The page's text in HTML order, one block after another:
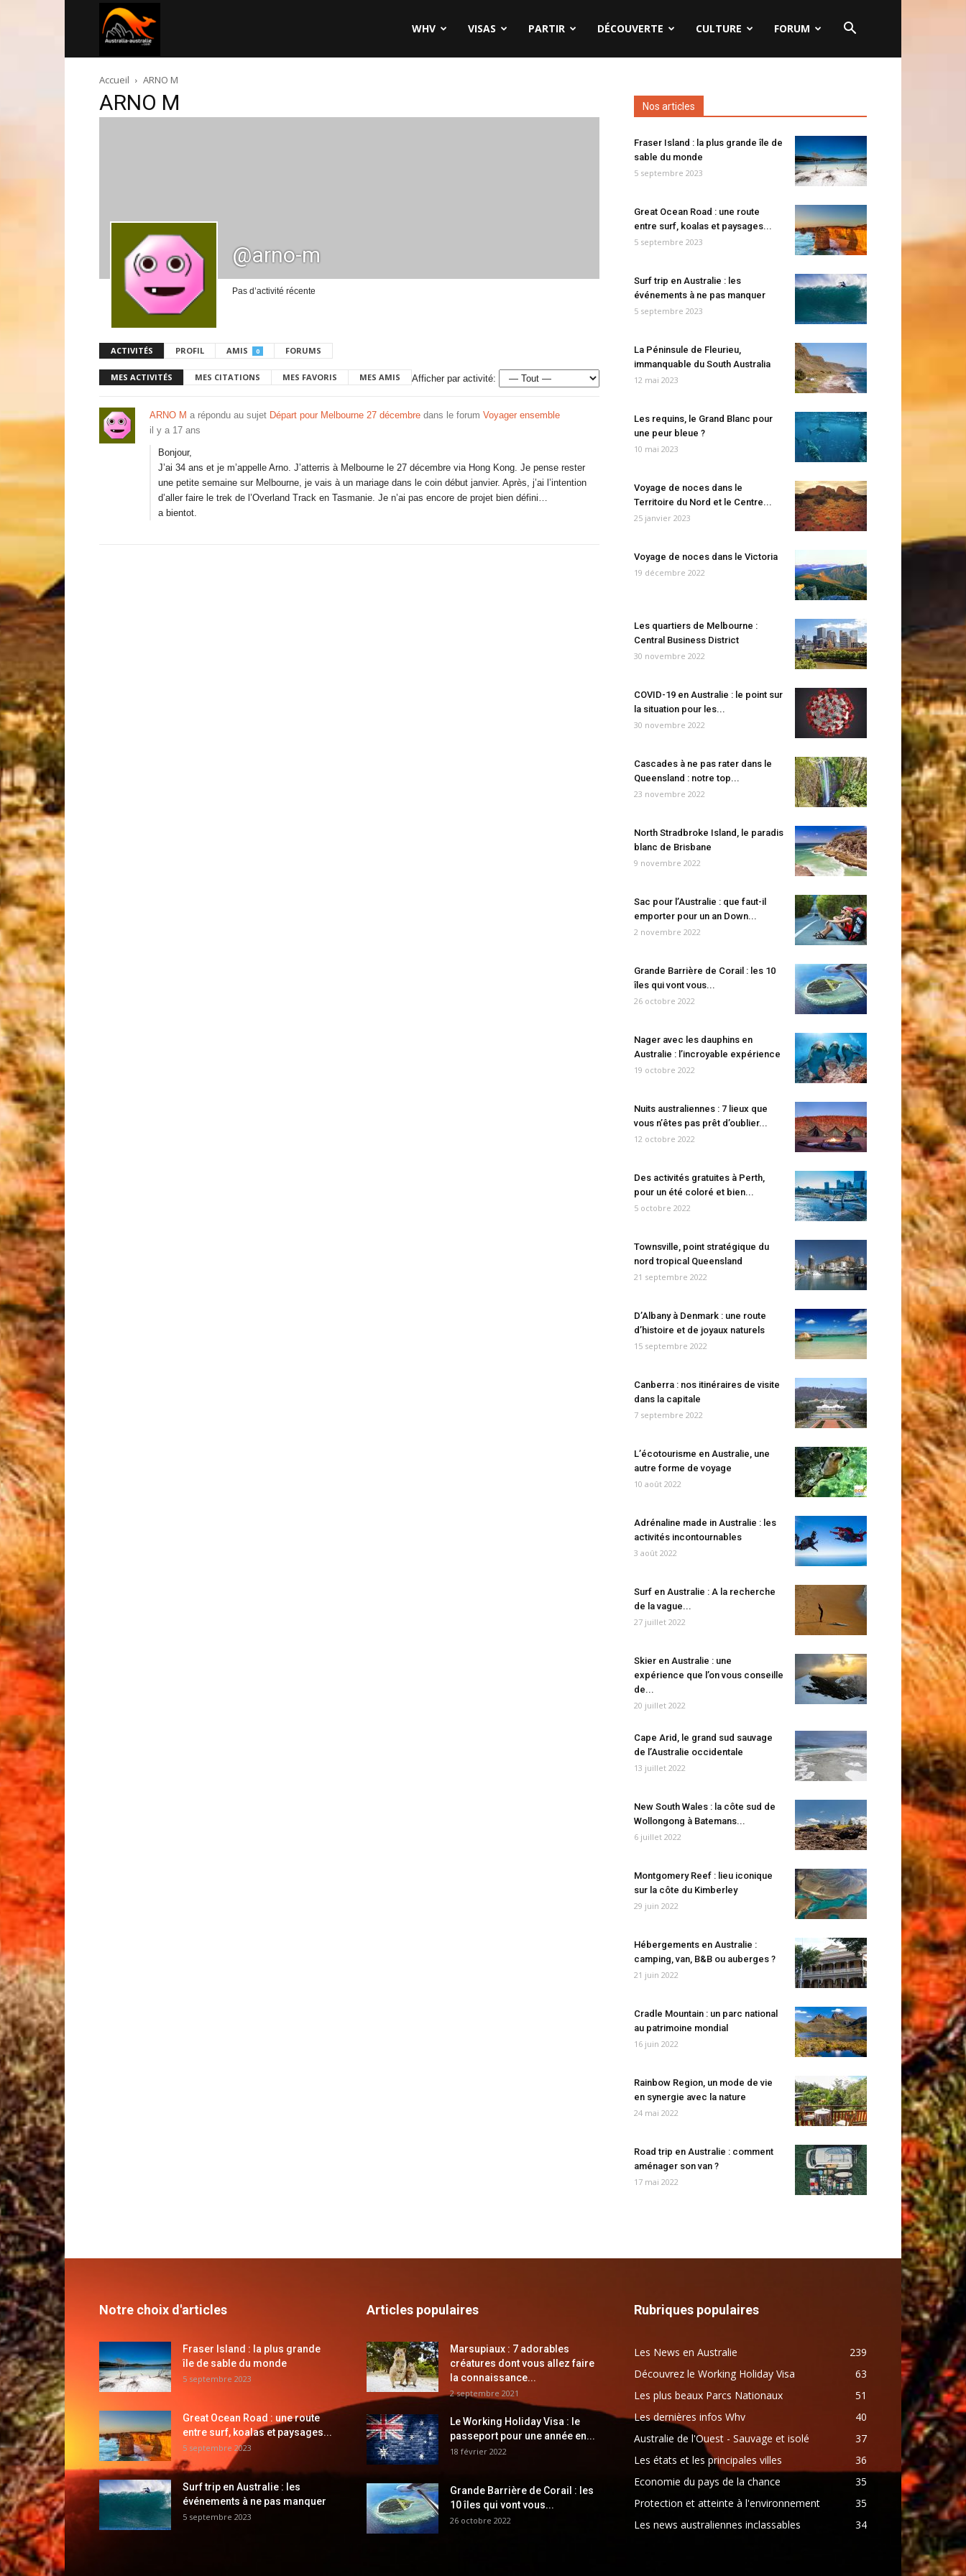
australie.com
WHV VISAS PARTIR DÉCOUVERTE CULTURE FORUM
Accueil ARNO M
ARNO M
@arno-m
Pas d’activité récente
ACTIVITÉS PROFIL AMIS 0 FORUMS
MES ACTIVITÉS MES CITATIONS MES FAVORIS MES AMIS Afficher par activité:
ARNO M a répondu au sujet Départ pour Melbourne 27 décembre dans le forum Voyager ensemble
il y a 17 ans
Bonjour,
J’ai 34 ans et je m’appelle Arno. J’atterris à Melbourne le 27 décembre via Hong Kong. Je pense rester
une petite semaine sur Melbourne, je vais à un mariage dans le coin début janvier. Après, j’ai l’intention
d’aller faire le trek de l’Overland Track en Tasmanie. Je n’ai pas encore de projet bien défini…
a bientot.
Nos articles
Fraser Island : la plus grande île de
sable du monde
5 septembre 2023
Great Ocean Road : une route
entre surf, koalas et paysages...
5 septembre 2023
Surf trip en Australie : les
événements à ne pas manquer
5 septembre 2023
La Péninsule de Fleurieu,
immanquable du South Australia
12 mai 2023
Les requins, le Grand Blanc pour
une peur bleue ?
10 mai 2023
Voyage de noces dans le
Territoire du Nord et le Centre...
25 janvier 2023
Voyage de noces dans le Victoria
19 décembre 2022
Les quartiers de Melbourne :
Central Business District
30 novembre 2022
COVID-19 en Australie : le point sur
la situation pour les...
30 novembre 2022
Cascades à ne pas rater dans le
Queensland : notre top...
23 novembre 2022
North Stradbroke Island, le paradis
blanc de Brisbane
9 novembre 2022
Sac pour l’Australie : que faut-il
emporter pour un an Down...
2 novembre 2022
Grande Barrière de Corail : les 10
îles qui vont vous...
26 octobre 2022
Nager avec les dauphins en
Australie : l’incroyable expérience
19 octobre 2022
Nuits australiennes : 7 lieux que
vous n’êtes pas prêt d’oublier...
12 octobre 2022
Des activités gratuites à Perth,
pour un été coloré et bien...
5 octobre 2022
Townsville, point stratégique du
nord tropical Queensland
21 septembre 2022
D’Albany à Denmark : une route
d’histoire et de joyaux naturels
15 septembre 2022
Canberra : nos itinéraires de visite
dans la capitale
7 septembre 2022
L’écotourisme en Australie, une
autre forme de voyage
10 août 2022
Adrénaline made in Australie : les
activités incontournables
3 août 2022
Surf en Australie : A la recherche
de la vague...
27 juillet 2022
Skier en Australie : une
expérience que l’on vous conseille
de...
20 juillet 2022
Cape Arid, le grand sud sauvage
de l’Australie occidentale
13 juillet 2022
New South Wales : la côte sud de
Wollongong à Batemans...
6 juillet 2022
Montgomery Reef : lieu iconique
sur la côte du Kimberley
29 juin 2022
Hébergements en Australie :
camping, van, B&B ou auberges ?
21 juin 2022
Cradle Mountain : un parc national
au patrimoine mondial
16 juin 2022
Rainbow Region, un mode de vie
en synergie avec la nature
24 mai 2022
Road trip en Australie : comment
aménager son van ?
17 mai 2022
Notre choix d'articles
Fraser Island : la plus grande
île de sable du monde
5 septembre 2023
Great Ocean Road : une route
entre surf, koalas et paysages...
5 septembre 2023
Surf trip en Australie : les
événements à ne pas manquer
5 septembre 2023
Articles populaires
Marsupiaux : 7 adorables
créatures dont vous allez faire
la connaissance...
2 septembre 2021
Le Working Holiday Visa : le
passeport pour une année en...
18 février 2022
Grande Barrière de Corail : les
10 îles qui vont vous...
26 octobre 2022
Rubriques populaires
Les News en Australie
239
Découvrez le Working Holiday Visa
63
Les plus beaux Parcs Nationaux
51
Les dernières infos Whv
40
Australie de l'Ouest - Sauvage et isolé
37
Les états et les principales villes
36
Economie du pays de la chance
35
Protection et atteinte à l'environnement
35
Les news australiennes inclassables
34